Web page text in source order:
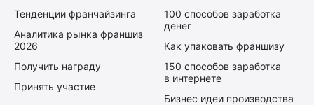
Тенденции франчайзинга
Аналитика рынка франшиз
2026
Получить награду
Принять участие
100 способов заработка
денег
Как упаковать франшизу
150 способов заработка
в интернете
Бизнес идеи производства